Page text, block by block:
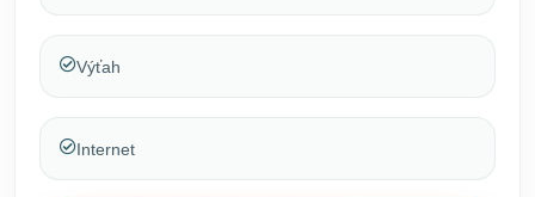
Výťah
Internet